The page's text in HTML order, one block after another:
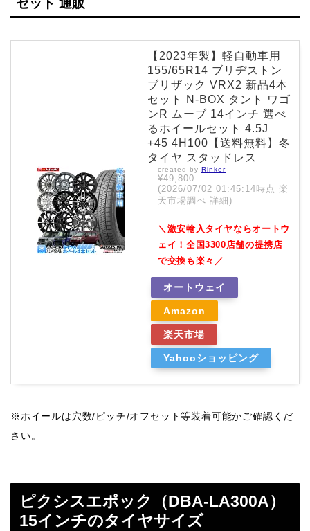
セット 通販
【2023年製】軽自動車用
155/65R14 ブリヂストン
ブリザック VRX2 新品4本
セット N-BOX タント ワゴ
ンR ムーブ 14インチ 選べ
るホイールセット 4.5J
+45 4H100【送料無料】冬
タイヤ スタッドレス
created by Rinker
¥49,800
(2026/07/02 01:45:14時点 楽
天市場調べ-詳細)
＼激安輸入タイヤならオートウ
ェイ！全国3300店舗の提携店
で交換も楽々／
オートウェイ
Amazon
楽天市場
Yahooショッピング
※ホイールは穴数/ピッチ/オフセット等装着可能かご確認くだ
さい。
ピクシスエポック（DBA-LA300A）
15インチのタイヤサイズ